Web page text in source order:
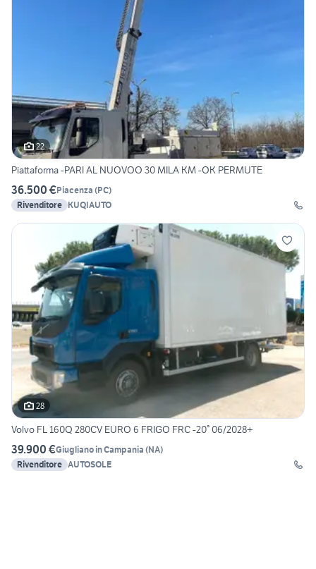
22
Piattaforma -PARI AL NUOVOO 30 MILA KM -OK PERMUTE
36.500 €Piacenza (PC)
Rivenditore KUQIAUTO
28
Volvo FL 160Q 280CV EURO 6 FRIGO FRC -20° 06/2028+
39.900 €Giugliano in Campania (NA)
Rivenditore AUTOSOLE